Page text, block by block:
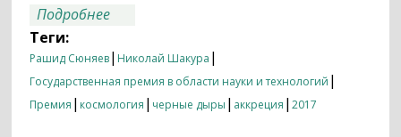
Подробнее
технологий 2016 года вручена
академику Рашиду Сюняеву и профессору
Николаю Шакуре
Теги:
Рашид Сюняев| Николай Шакура |
Государственная премия в области науки и технологий |
Премия | космология | черные дыры | аккреция |2017